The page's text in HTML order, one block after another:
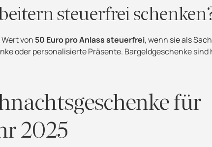
steuerfrei
von 50 Euro pro Anlass steuerfrei, wenn sie als
oder personalisierte Präsente. Bargeldgeschenke sind
für
2025